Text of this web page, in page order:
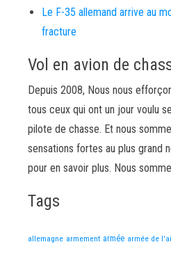
Le F-35 allemand arrive au
fracture
Vol en avion de
Depuis 2008, Nous nous
tous ceux qui ont un jour voulu
pilote de chasse. Et nous
sensations fortes au plus grand
pour en savoir plus. Nous
Tags
allemagne armement armée armée de